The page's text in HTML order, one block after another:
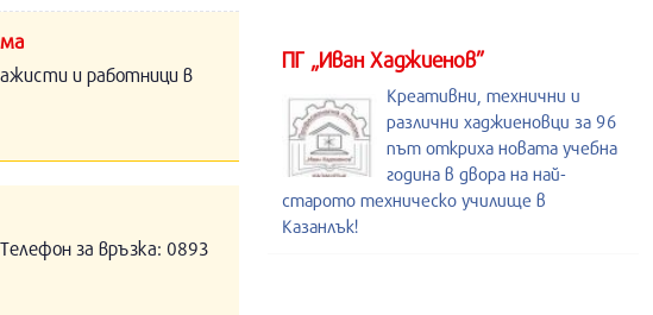
и работници в
за връзка: 0893
ПГ „Иван Хаджиенов”
Креативни, технични и
различни хаджиеновци за 96
път откриха новата учебна
година в двора на най-
старото техническо училище в
Казанлък!